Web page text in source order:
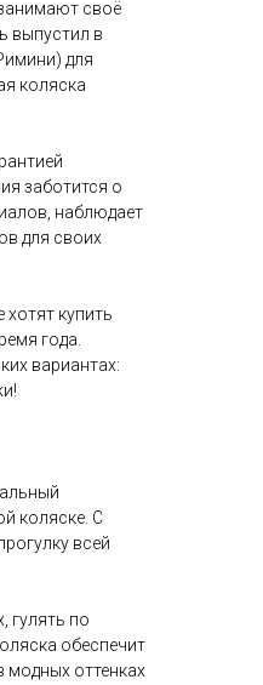
своё
выпустил в
для
коляска
заботится о
наблюдает
для своих
купить
года.
вариантах:
коляске. С
всей
гулять по
обеспечит
модных оттенках